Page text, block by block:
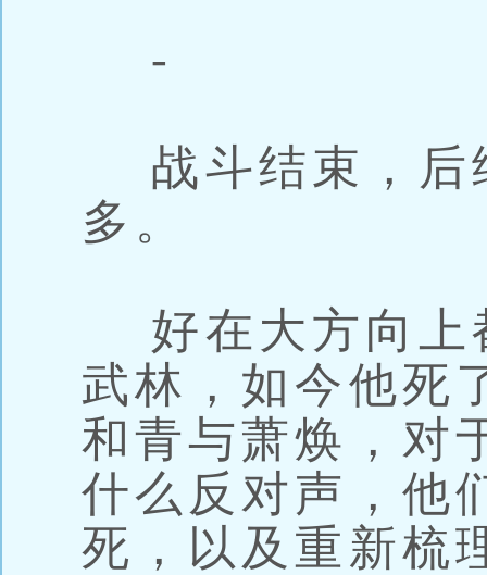
-
战斗结束，后
多。
好在大方向上
武林，如今他死
和青与萧焕，对
什么反对声，他
死，以及重新梳